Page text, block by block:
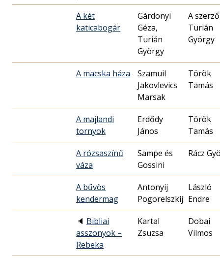
A két
katicabogár
Gárdonyi
Géza,
Turián
György
A
Turián
György
A macska háza
Szamuil
Jakovlevics
Marsak
Török
Tamás
A majlandi
tornyok
Erdődy
János
Török
Tamás
A rózsaszínű
váza
Sampe és
Gossini
Rácz
A bűvös
kendermag
Antonyij
Pogorelszkij
László
Endre
🔈 Bibliai
asszonyok –
Rebeka
Kartal
Zsuzsa
Dobai
Vilmos